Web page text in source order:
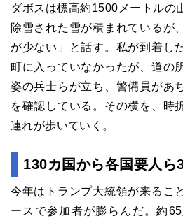
ダボスは標高約1500メートルの
除雪された雪が積まれているが
が少ない」と話す。私が到着し
町に入っていなかったが、道の
姿の兵士らが立ち、警備員があ
を確認している。その横を、時
連れが歩いていく。
130カ国から各国要人ら
今年はトランプ大統領が来るこ
ースで参加者が膨らんだ。約